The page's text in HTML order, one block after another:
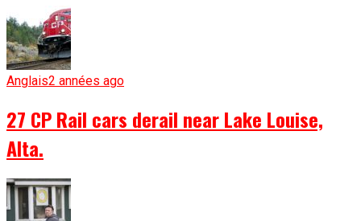
Anglais2 années ago
27 CP Rail cars derail near Lake Louise,
Alta.